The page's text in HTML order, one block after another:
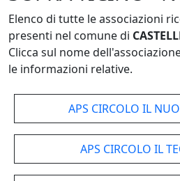
Elenco di tutte le associazioni
presenti nel comune di
Clicca sul nome
le informazioni relative.
APS CIRCOLO IL
APS CIRCOLO IL